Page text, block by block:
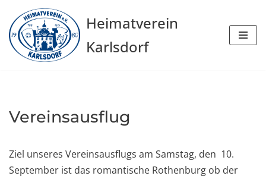
Zum
Inhalt
springen
Heimatverein
Karlsdorf
Vereinsausflug
Ziel unseres Vereinsausflugs am Samstag, den 10.
September ist das romantische Rothenburg ob der